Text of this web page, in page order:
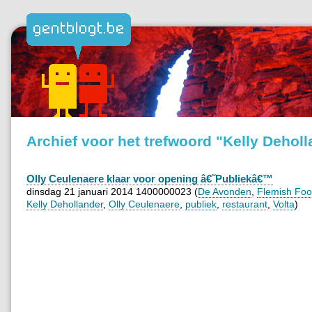
Archief voor het trefwoord "Kelly
Olly Ceulenaere klaar voor opening â€˜Publiekâ€™
dinsdag 21 januari 2014 1400000023 (De Avonden
Flemish
Kelly Dehollander, Olly Ceulenaere publiek restaurant Volta)